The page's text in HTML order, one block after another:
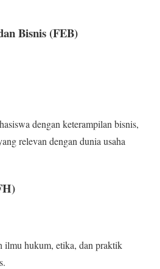
Bisnis (FEB)
dengan keterampilan bisnis,
relevan dengan dunia usaha
ilmu hukum, etika, dan praktik